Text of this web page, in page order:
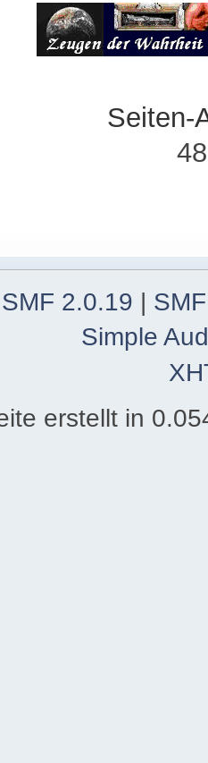
Seiten-
SMF 2.0.19 |
Simple
erstellt in